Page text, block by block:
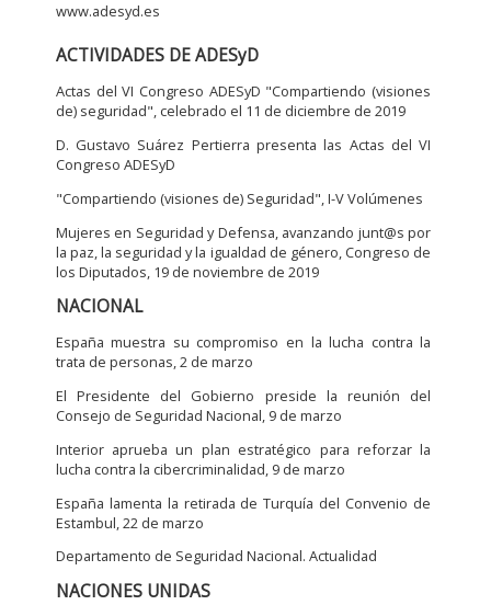
www.adesyd.es
ACTIVIDADES DE ADESyD
Actas del VI Congreso ADESyD "Compartiendo (visiones
de) seguridad", celebrado el 11 de diciembre de 2019
D. Gustavo Suárez Pertierra presenta las Actas del VI
Congreso ADESyD
"Compartiendo (visiones de) Seguridad", I-V Volúmenes
Mujeres en Seguridad y Defensa, avanzando junt@s por
la paz, la seguridad y la igualdad de género, Congreso de
los Diputados, 19 de noviembre de 2019
NACIONAL
España muestra su compromiso en la lucha contra la
trata de personas, 2 de marzo
El Presidente del Gobierno preside la reunión del
Consejo de Seguridad Nacional, 9 de marzo
Interior aprueba un plan estratégico para reforzar la
lucha contra la cibercriminalidad, 9 de marzo
España lamenta la retirada de Turquí­a del Convenio de
Estambul, 22 de marzo
Departamento de Seguridad Nacional. Actualidad
NACIONES UNIDAS